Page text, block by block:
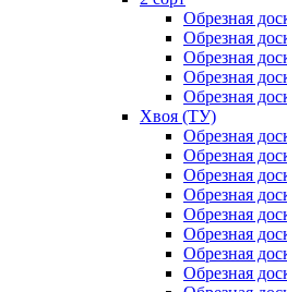
Обрезная
Обрезная
Обрезная
Обрезная
Обрезная
Хвоя (ТУ)
Обрезная
Обрезная
Обрезная
Обрезная
Обрезная
Обрезная
Обрезная
Обрезная